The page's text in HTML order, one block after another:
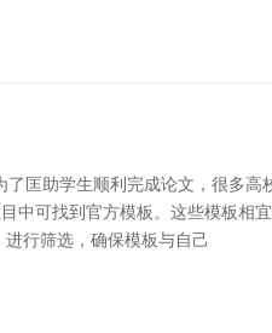
匡助学生顺利完成论文，很多
中可找到官方模板。这些模板
行筛选，确保模板与自己